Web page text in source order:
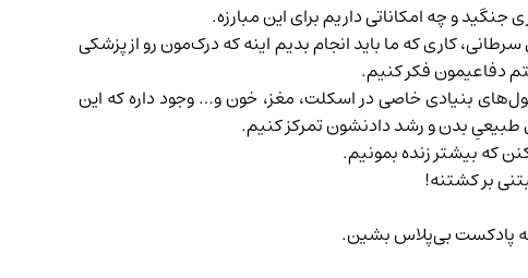
و چه امکاناتی داریم برای این مبارزه.
کاری که ما باید انجام بدیم اینه که درک‌مون رو از پزشکی
دفاعیمون فکر کنیم.
بنیادی خاصی در اسکلت، مغز، خون و… وجود داره که این
طبیعیِ بدن و رشد دادنشون تمرکز کنیم.
که بیشتر زنده بمونیم.
بر کشتنه!
پادکست بی‌پلاسبشین.